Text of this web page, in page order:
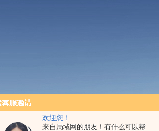
欢迎您！
来自局域网的朋友！有什么可以帮